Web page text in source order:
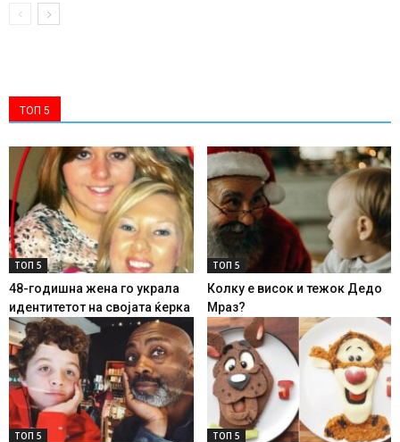
ТОП 5
ТОП 5
48-годишна жена го украла
идентитетот на својата ќерка
ТОП 5
Колку е висок и тежок Дедо
Мраз?
ТОП 5 ТОП 5